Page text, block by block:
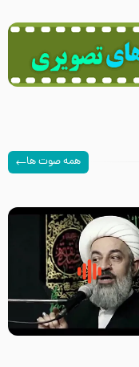
همه صوت ها
که اسباب رزق زیاد و عمر
است حجت السلام حسین